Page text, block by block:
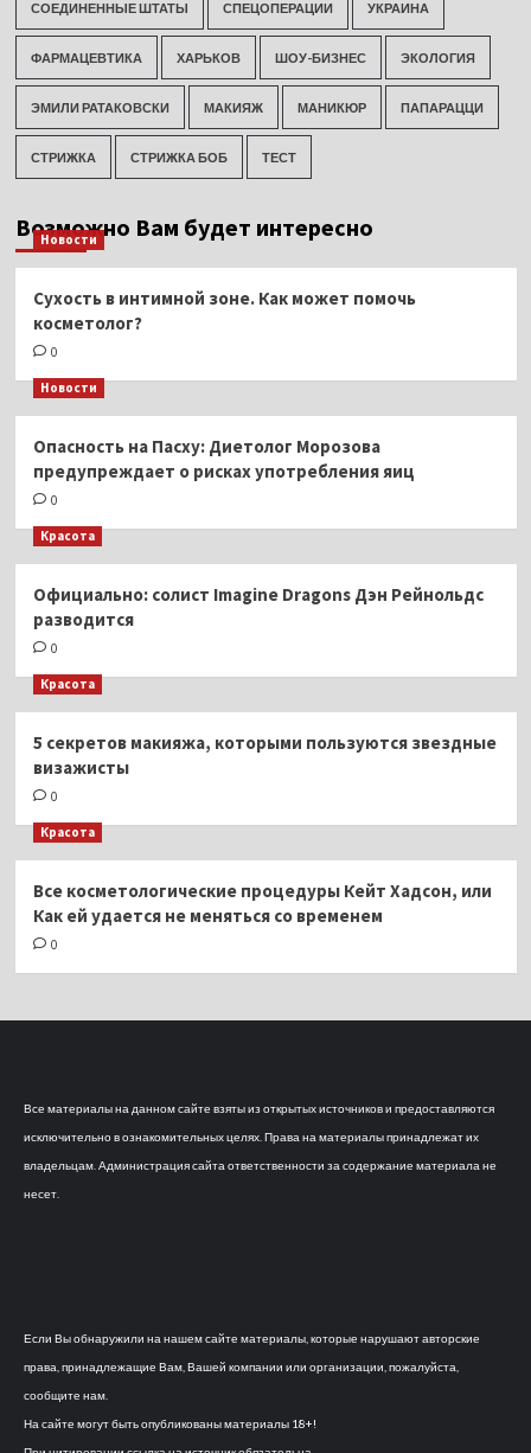
СОЕДИНЕННЫЕ ШТАТЫ СПЕЦОПЕРАЦИИ УКРАИНА
ФАРМАЦЕВТИКА ХАРЬКОВ ШОУ-БИЗНЕС ЭКОЛОГИЯ
ЭМИЛИ РАТАКОВСКИ МАКИЯЖ МАНИКЮР ПАПАРАЦЦИ
СТРИЖКА СТРИЖКА БОБ ТЕСТ
Возможно Вам будет интересно
Новости
Сухость в интимной зоне. Как может помочь
косметолог?
0
Новости
Опасность на Пасху: Диетолог Морозова
предупреждает о рисках употребления яиц
0
Красота
Официально: солист Imagine Dragons Дэн Рейнольдс
разводится
0
Красота
5 секретов макияжа, которыми пользуются звездные
визажисты
0
Красота
Все косметологические процедуры Кейт Хадсон, или
Как ей удается не меняться со временем
0
Все материалы на данном сайте взяты из открытых источников и предоставляются
исключительно в ознакомительных целях. Права на материалы принадлежат их
владельцам. Администрация сайта ответственности за содержание материала не
несет.
Если Вы обнаружили на нашем сайте материалы, которые нарушают авторские
права, принадлежащие Вам, Вашей компании или организации, пожалуйста,
сообщите нам.
На сайте могут быть опубликованы материалы 18+!